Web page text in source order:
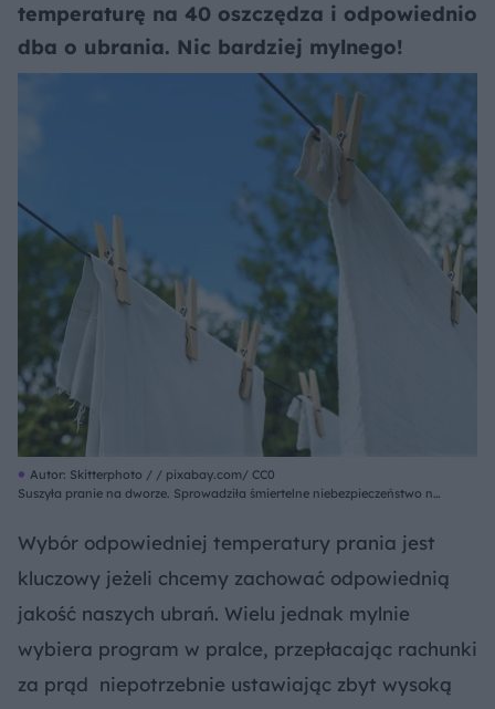
temperaturę na 40 oszczędza i odpowiednio
dba o ubrania. Nic bardziej mylnego!
Autor: Skitterphoto / / pixabay.com/ CC0
Suszyła pranie na dworze. Sprowadziła śmiertelne niebezpieczeństwo na
Wybór odpowiedniej temperatury prania jest
kluczowy jeżeli chcemy zachować odpowiednią
jakość naszych ubrań. Wielu jednak mylnie
wybiera program w pralce, przepłacając rachunki
za prąd niepotrzebnie ustawiając zbyt wysoką